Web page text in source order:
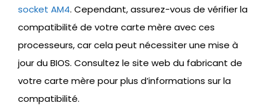
socket AM4. Cependant, assurez-vous de vérifier la
compatibilité de votre carte mère avec ces
processeurs, car cela peut nécessiter une mise à
jour du BIOS. Consultez le site web du fabricant de
votre carte mère pour plus d’informations sur la
compatibilité.